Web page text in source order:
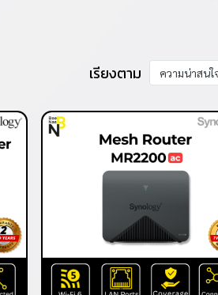
เรียงตาม ความน่าสนใ